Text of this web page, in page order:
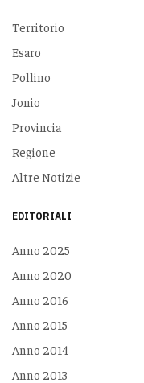
Territorio
Esaro
Pollino
Jonio
Provincia
Regione
Altre Notizie
EDITORIALI
Anno 2025
Anno 2020
Anno 2016
Anno 2015
Anno 2014
Anno 2013